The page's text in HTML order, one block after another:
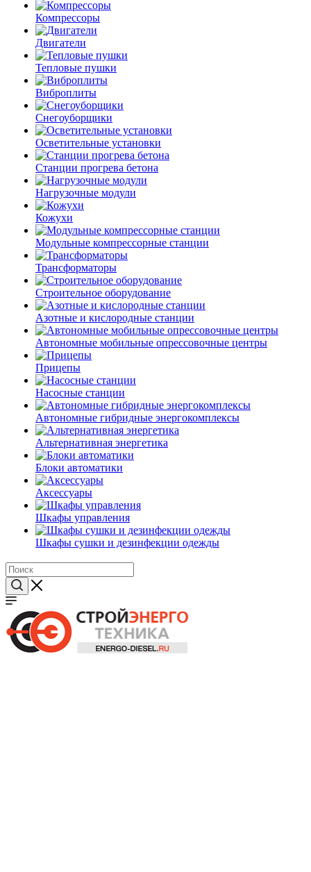
Компрессоры
Двигатели
Тепловые пушки
Виброплиты
Снегоуборщики
Осветительные установки
Станции прогрева бетона
Нагрузочные модули
Кожухи
Модульные компрессорные станции
Трансформаторы
Строительное оборудование
Азотные и кислородные станции
Автономные мобильные опрессовочные центры
Прицепы
Насосные станции
Автономные гибридные энергокомплексы
Альтернативная энергетика
Блоки автоматики
Аксессуары
Шкафы управления
Шкафы сушки и дезинфекции одежды